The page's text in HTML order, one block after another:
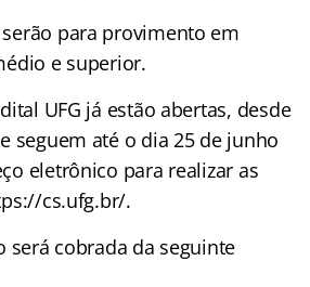
para provimento em
e superior.
UFG já estão abertas, desde
seguem até o dia 25 de junho
eletrônico para realizar as
cs.ufg.br/.
será cobrada da seguinte